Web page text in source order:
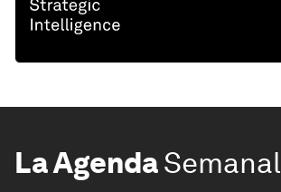
La AgendaSemanal